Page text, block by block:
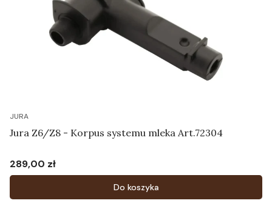
JURA
Jura Z6/Z8 - Korpus systemu mleka Art.72304
Cena
289,00 zł
Do koszyka